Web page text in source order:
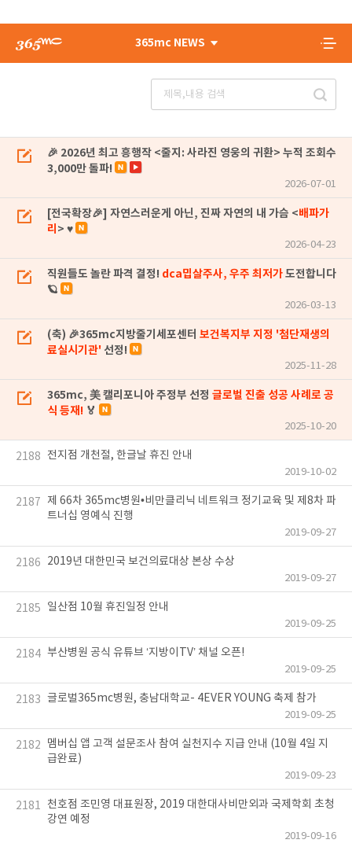
365mc NEWS
🎉 2026년 최고 흥행작 <줄지: 사라진 영웅의 귀환> 누적 조회수
3,000만 돌파!
2026-07-01
[전국확장🎉] 자연스러운게 아닌, 진짜 자연의 내 가슴 <배파가
리 > ♥
2026-04-23
직원들도 놀란 파격 결정! dca밉살주사, 우주 최저가도전합니다
🪐
2026-03-13
(축) 🎉365mc지방줄기세포센터 보건복지부 지정 '첨단재생의
료실시기관' 선정!
2025-11-28
365mc, 美 캘리포니아 주정부 선정 글로벌 진출 성공 사례로 공
식 등재! 🏅
2025-10-20
2188 전지점 개천절, 한글날 휴진 안내
2019-10-02
2187
제 66차 365mc병원•비만클리닉 네트워크 정기교육 및 제8차 파
트너십 영예식 진행
2019-09-27
2186 2019년 대한민국 보건의료대상 본상 수상
2019-09-27
2185 일산점 10월 휴진일정 안내
2019-09-25
2184 부산병원 공식 유튜브 ‘지방이TV’ 채널 오픈!
2019-09-25
2183 글로벌365mc병원, 충남대학교- 4EVER YOUNG 축제 참가
2019-09-25
2182
멤버십 앱 고객 설문조사 참여 실천지수 지급 안내 (10월 4일 지
급완료)
2019-09-23
2181
천호점 조민영 대표원장, 2019 대한대사비만외과 국제학회 초청
강연 예정
2019-09-16